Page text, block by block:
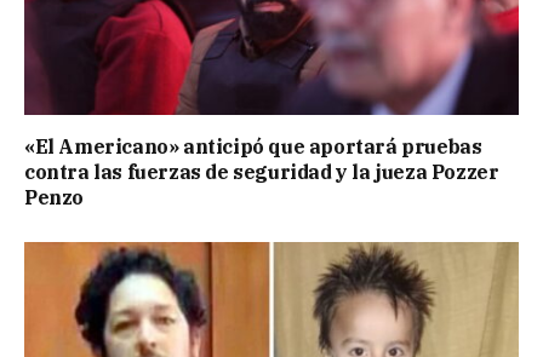
«El Americano» anticipó que aportará pruebas
contra las fuerzas de seguridad y la jueza Pozzer
Penzo